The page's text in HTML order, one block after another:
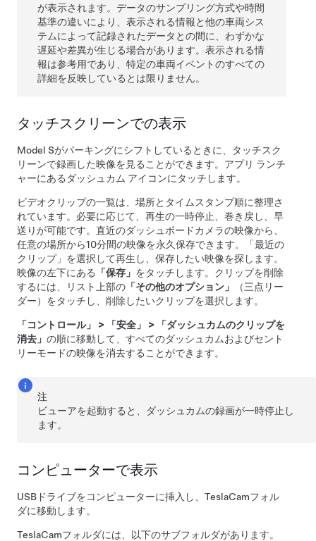
が表示されます。データのサンプリング方式や時間
基準の違いにより、表示される情報と他の車両シス
テムによって記録されたデータとの間に、わずかな
遅延や差異が生じる場合があります。表示される情
報は参考用であり、特定の車両イベントのすべての
詳細を反映しているとは限りません。
タッチスクリーンでの表示
Model Sがパーキングにシフトしているときに、タッチスク
リーンで録画した映像を見ることができます。アプリ ランチ
ャーにあるダッシュカム アイコンにタッチします。
ビデオクリップの一覧は、場所とタイムスタンプ順に整理さ
れています。必要に応じて、再生の一時停止、巻き戻し、早
送りが可能です。直近のダッシュボードカメラの映像から、
任意の場所から10分間の映像を永久保存できます。「最近の
クリップ」を選択して再生し、保存したい映像を探します。
映像の左下にある
「保存」 をタッチします。クリップを削除
するには、リスト上部の 「その他のオプション」
（三点リー
ダー）をタッチし、削除したいクリップを選択します。
「コントロール」 > 「安全」 >
「ダッシュカムのクリップを
消去」 の順に移動して、すべてのダッシュカムおよびセント
リーモードの映像を消去することができます。
注
ビューアを起動すると、ダッシュカムの録画が一時停止し
ます。
コンピューターで表示
USBドライブをコンピューターに挿入し、TeslaCamフォル
ダに移動します。
TeslaCamフォルダには、以下のサブフォルダがあります。